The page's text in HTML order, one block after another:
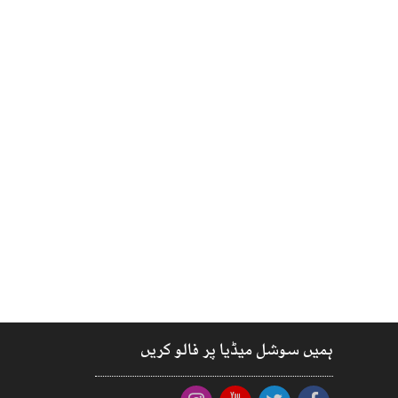
ہمیں سوشل میڈیا پر فالو کریں